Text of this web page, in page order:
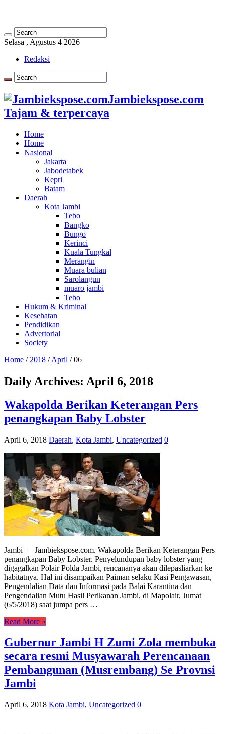
Selasa , Agustus 4 2026
Redaksi
Jambiekspose.com
Tajam & terpercaya
Home
Home
Nasional
Jakarta
Jabodetabek
Kepri
Batam
Daerah
Kota Jambi
Tebo
Bangko
Bungo
Kerinci
Kuala Tungkal
Merangin
Muara bulian
Sarolangun
muaro jambi
Tebo
Hukum & Kriminal
Kesehatan
Pendidikan
Advertorial
Society
Home / 2018 / April / 06
Daily Archives: April 6, 2018
Wakapolda Berikan Keterangan Pers
penangkapan Baby Lobster
April 6, 2018 Daerah, Kota Jambi, Uncategorized 0
Jambi — Jambiekspose.com. Wakapolda Berikan Keterangan Pers
penangkapan Baby Lobster. Penyelundupan baby lobster yang
digagalkan Polair Polda Jambi, rencananya akan dilepasliarkan ke
habitatnya. Hal ini disampaikan Paiman selaku Kasi Pengawasan,
Pengendalian Data dan Informasi pada Balai Karantina dan
Pengendalian Mutu Hasil Perikanan Jambi, di Mapolair, Jumat
(6/5/2018) saat jumpa pers …
Read More »
Gubernur Jambi H Zumi Zola membuka
secara resmi Musyawarah Perencanaan
Pembangunan (Musrembang) Se Provnsi
Jambi
April 6, 2018 Kota Jambi, Uncategorized 0